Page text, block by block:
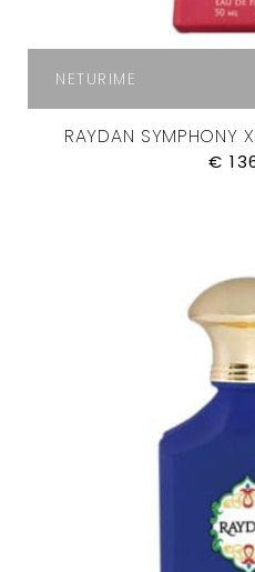
NETURIME
RAYDAN SYMPHONY
€